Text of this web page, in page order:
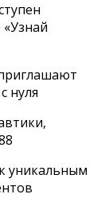
нуля
уникальным